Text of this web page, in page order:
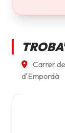
Carrer
d'Empordà